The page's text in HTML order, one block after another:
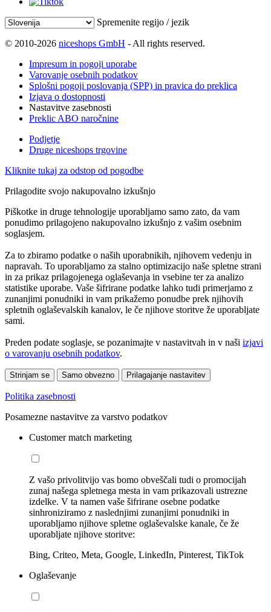
Spremenite regijo / jezik
© 2010-2026 niceshops GmbH - All rights reserved.
Impresum in pogoji uporabe
Varovanje osebnih podatkov
Splošni pogoji poslovanja (SPP) in pravica do preklica
Izjava o dostopnosti
Nastavitve zasebnosti
Preklic ABO naročnine
Podjetje
Druge niceshops trgovine
Kliknite tukaj za odstop od pogodbe
Prilagodite svojo nakupovalno izkušnjo
Piškotke in druge tehnologije uporabljamo samo zato, da vam
ponudimo prilagojeno nakupovalno izkušnjo z vašim osebnim
soglasjem.
Za to zbiramo podatke o naših uporabnikih, njihovem vedenju in
napravah. To uporabljamo za stalno optimizacijo naše spletne strani
in za prikaz prilagojenega oglaševanja in vsebine ter za analizo
statistike uporabe. Vaše šifrirane podatke lahko tudi primerjamo z
zunanjimi ponudniki in vam prikažemo ponudbe prek njihovih
spletnih oglaševalskih kanalov, le če njihove storitve že uporabljate
sami.
Preden podate soglasje, se pozanimajte v nastavitvah in v naši izjavi
o varovanju osebnih podatkov.
Strinjam se Samo obvezno Prilagajanje nastavitev
Politika zasebnosti
Posamezne nastavitve za varstvo podatkov
Customer match marketing
Z vašo privolitvijo vas bomo obveščali tudi o promocijah
zunaj našega spletnega mesta in vam prikazovali ustrezne
izdelke. V ta namen vaše šifrirane osebne podatke
sinhroniziramo z naslednjimi zunanjimi ponudniki in
uporabljamo njihove spletne oglaševalske kanale, če že
uporabljate njihove storitve:
Bing, Criteo, Meta, Google, LinkedIn, Pinterest, TikTok
Oglaševanje